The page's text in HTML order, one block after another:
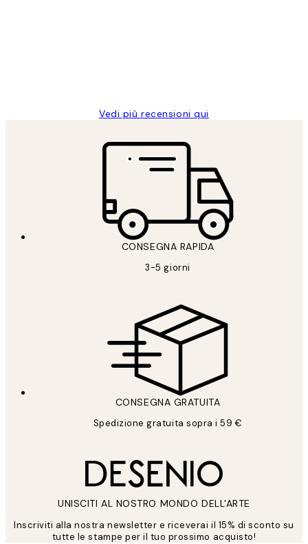
Vedi più recensioni qui
CONSEGNA RAPIDA
3-5 giorni
CONSEGNA GRATUITA
Spedizione gratuita sopra i 59 €
UNISCITI AL NOSTRO MONDO DELL'ARTE
Inscriviti alla nostra newsletter e riceverai il 15% di sconto su
tutte le stampe per il tuo prossimo acquisto!